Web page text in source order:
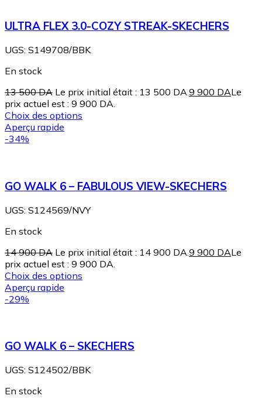
ULTRA FLEX 3.0-COZY STREAK-SKECHERS
UGS: S149708/BBK
En stock
13 500DA Le prix initial était : 13 500 DA.9 900 DALe
prix actuel est : 9 900 DA.
Choix des options
Aperçu rapide
-34%
GO WALK 6 – FABULOUS VIEW-SKECHERS
UGS: S124569/NVY
En stock
14 900DA Le prix initial était : 14 900 DA. 9 900 DALe
prix actuel est : 9 900 DA.
Choix des options
Aperçu rapide
-29%
GO WALK 6 – SKECHERS
UGS: S124502/BBK
En stock